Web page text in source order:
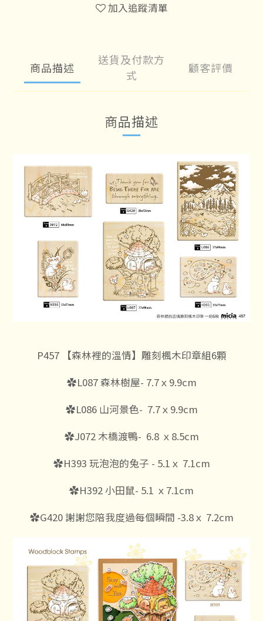
加入追蹤清單
商品描述
送貨及付款方
式
顧客評價
商品描述
P457 【森林裡的溫情】雕刻楓木印章組6顆
✿L087 森林樹屋- 7.7ｘ9.9cm
✿L086 山河景色- 7.7ｘ9.9cm
✿J072 木橋渡鴨- 6.8 ｘ8.5cm
✿H393 玩泡泡的兔子 - 5.1ｘ 7.1cm
✿H392 小田鼠- 5.1 ｘ7.1cm
✿G420 謝謝您陪我度過每個瞬間 -3.8ｘ 7.2cm